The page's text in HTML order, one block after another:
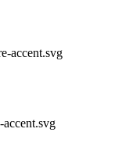
accent.svg